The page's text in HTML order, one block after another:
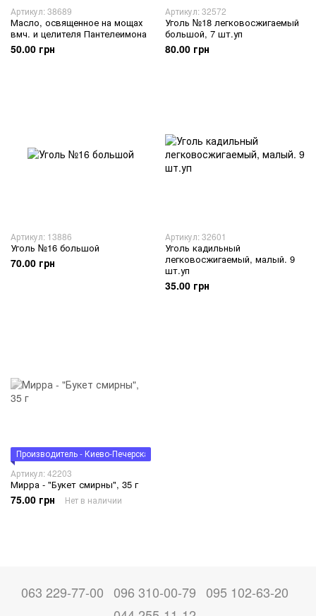
Артикул: 38689
Масло, освященное на мощах
вмч. и целителя Пантелеимона
50.00 грн
Артикул: 32572
Уголь №18 легковосжигаемый
большой, 7 шт.уп
80.00 грн
Артикул: 13886
Уголь №16 большой
70.00 грн
Артикул: 32601
Уголь кадильный
легковосжигаемый, малый. 9
шт.уп
35.00 грн
Производитель - Киево-Печерская Лавра
Артикул: 42203
Мирра - "Букет смирны", 35 г
75.00 грн Нет в наличии
063 229-77-00 096 310-00-79 095 102-63-20